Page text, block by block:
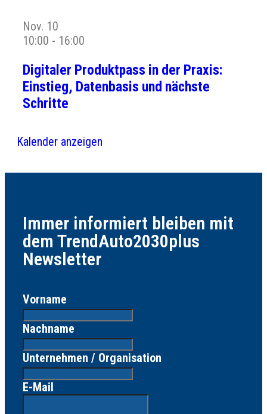
Nov. 10
10:00 - 16:00
Digitaler Produktpass in der Praxis:
Einstieg, Datenbasis und nächste
Schritte
Kalender anzeigen
Immer informiert bleiben mit
dem TrendAuto2030plus
Newsletter
Vorname
Nachname
Unternehmen / Organisation
E-Mail